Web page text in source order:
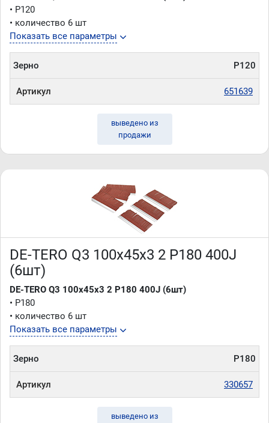
• P120
• количество 6 шт
Показать все параметры
Зерно P120
Артикул 651639
выведено из
продажи
DE-TERO Q3 100х45х3 2 P180 400J
(6шт)
DE-TERO Q3 100х45х3 2 P180 400J (6шт)
• P180
• количество 6 шт
Показать все параметры
Зерно P180
Артикул 330657
выведено из